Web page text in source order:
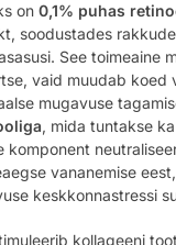
on 0,1% puhas
soodustades
See toimeaine
vaid muudab koed
mugavuse
, mida tuntakse
komponent
vananemise
keskkonnastressi
kollageeni